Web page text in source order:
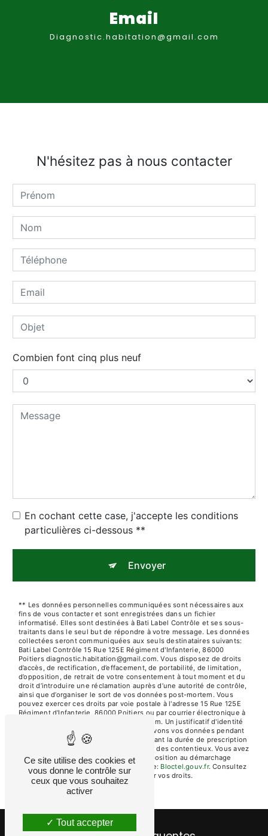
Email
diagnostic.habitation@gmail.com
N'hésitez pas à nous contacter
Combien font cinq plus neuf
En cochant cette case, j'accepte les conditions
particulières ci-dessous **
Envoyer
** Les données personnelles communiquées sont nécessaires aux
fins de vous contacter et sont enregistrées dans un fichier
informatisé. Elles sont destinées à Bati Label Contrôle et ses sous-
traitants dans le seul but de répondre à votre message. Les données
collectées seront communiquées aux seuls destinataires suivants:
Bati Label Contrôle 15 Rue 125E Régiment d'Infanterie, 86000
Poitiers diagnostic.habitation@gmail.com. Vous disposez de droits
d’accès, de rectification, d’effacement, de portabilité, de limitation,
d’opposition, de retrait de votre consentement à tout moment et du
droit d’introduire une réclamation auprès d’une autorité de contrôle,
ainsi que d’organiser le sort de vos données post-mortem. Vous
pouvez exercer ces droits par voie postale à l'adresse 15 Rue 125E
Régiment d'Infanterie, 86000 Poitiers ou par courrier électronique à
l'adresse diagnostic.habitation@gmail.com. Un justificatif d'identité
pourra vous être demandé. Nous conservons vos données pendant
la période de prise de contact puis pendant la durée de prescription
légale aux fins probatoires et de gestion des contentieux. Vous avez
le droit de vous inscrire sur la liste d'opposition au démarchage
téléphonique, disponible à cette adresse:
Bloctel.gouv.fr. Consultez
le site cnil.fr pour plus d’informations sur vos droits.
Ce site utilise des cookies et
vous donne le contrôle sur
ceux que vous souhaitez
activer
Tout accepter